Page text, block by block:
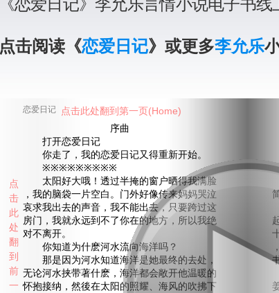
《恋爱日记》李允乐言情小说电子书线
点击阅读《恋爱日记》或更多李允乐
恋爱日记
序曲
打开恋爱日记
你走了，我的恋爱日记又得重新开始。
※※※※※※※※※
太阳好大哦！透过半掩的窗户晒得我满脸
，我的脑袋一片空白。门外好像传来妈妈哭泣
哀求我出去的声音，我不能出去，只要跨过这
房门，我就永远到不了你在的地方，所以我绝
对不离开。
你知道为什麽河水流向海洋吗？
那是因为河水知道海洋是她最终的去处，
无论河水挟带著什麽，海洋都会敞开他温暖的
怀抱接纳，然後在太阳的照耀、海风的吹拂下
点击此处翻到第一页(Home)
点
击
此
处
翻
到
前
一